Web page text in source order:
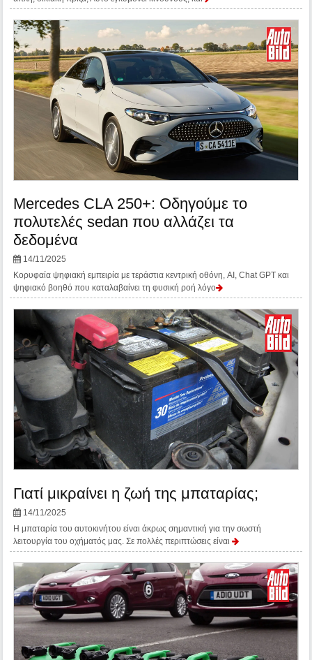
Mercedes CLA 250+: Οδηγούμε το
πολυτελές sedan που αλλάζει τα
δεδομένα
14/11/2025
Κορυφαία ψηφιακή εμπειρία με τεράστια κεντρική οθόνη, AI, Chat GPT και
ψηφιακό βοηθό που καταλαβαίνει τη φυσική ροή λόγο
Γιατί μικραίνει η ζωή της μπαταρίας;
14/11/2025
Η μπαταρία του αυτοκινήτου είναι άκρως σημαντική για την σωστή
λειτουργία του οχήματός μας. Σε πολλές περιπτώσεις είναι